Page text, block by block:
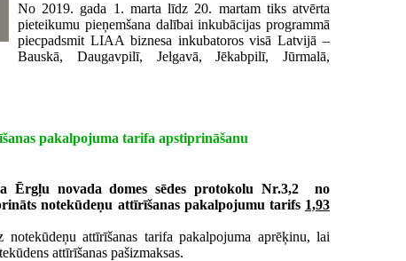
No 2019. gada 1. marta līdz 20. martam tiks atvērta
pieteikumu pieņemšana dalībai inkubācijas programmā
piecpadsmit LIAA biznesa inkubatoros visā Latvijā –
Bauskā, Daugavpilī, Jelgavā, Jēkabpilī, Jūrmalā,
pakalpojuma tarifa apstiprināšanu
Ērgļu novada domes sēdes protokolu Nr.3,2 no
notekūdeņu attīrīšanas pakalpojumu tarifs 1,93
attīrīšanas tarifa pakalpojuma aprēķinu, lai
attīrīšanas pašizmaksas.